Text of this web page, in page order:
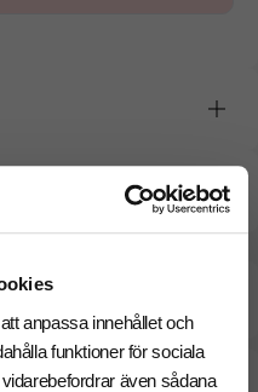
anpassa innehållet och
funktioner för sociala
även sådana
Kontakta oss.